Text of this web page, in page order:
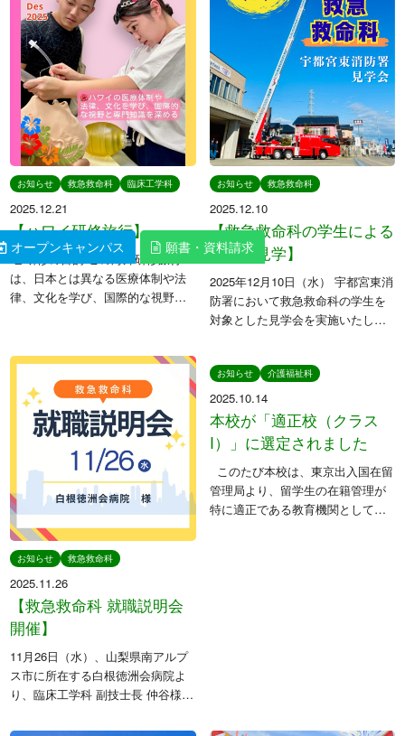
オープンキャンパス 願書・資料請求
オープンキャンパス 願書・資料請求
お知らせ 救急救命科 臨床工学科
2025.12.21
【ハワイ研修旅行】
⁡ 📕研修の目的 この海外研修旅行
は、日本とは異なる医療体制や法
律、文化を学び、国際的な視野と
ョン能力とグローバルな対応力を
して成 […]
お知らせ 救急救命科
2025.12.10
【救急救命科の学生による
消防署見学】
2025年12月10日（水） 宇都宮東消
防署において救急救命科の学生を
対象とした見学会を実施いたしま
行われ、特に直線伸縮式で超高層
お知らせ 救急救命科
2025.11.26
【救急救命科 就職説明会
開催】
11月26日（水）、山梨県南アルプ
ス市に所在する白根徳洲会病院よ
り、臨床工学科 副技士長 仲谷様、
えし、救急救命士の業務内容や病
お知らせ 介護福祉科
2025.10.14
本校が「適正校（クラス
I）」に選定されました
このたび本校は、東京出入国在留
管理局より、留学生の在籍管理が
特に適正である教育機関として、